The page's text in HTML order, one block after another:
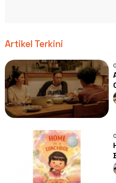
Artikel Terkini